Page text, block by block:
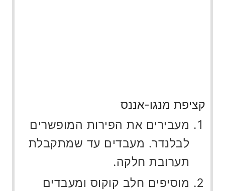
קציפת מנגו-אננס
מעבירים את הפירות המופשרים
לבלנדר. מעבדים עד שמתקבלת
תערובת חלקה.
מוסיפים חלב קוקוס ומעבדים